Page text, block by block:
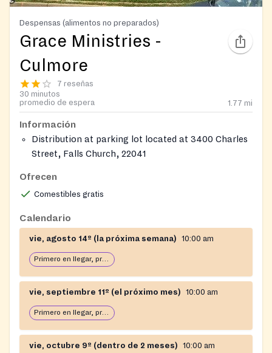
Despensas (alimentos no preparados)
Grace Ministries -
Culmore
7 reseñas
30 minutos
promedio de espera
1.77 mi
Información
Distribution at parking lot located at 3400 Charles
Street, Falls Church, 22041
claimed when church is open M, W, F from 10am to
2pm.
Ofrecen
Comestibles gratis
Calendario
vie, agosto 14º (la próxima semana) 10:00 am
Primero en llegar, primero en servir: abierto hasta que se acabe la comida
vie, septiembre 11º (el próximo mes) 10:00 am
Primero en llegar, primero en servir: abierto hasta que se acabe la comida
vie, octubre 9º (dentro de 2 meses) 10:00 am